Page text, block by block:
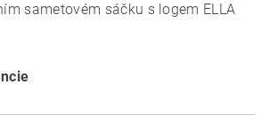
sametovém sáčku s logem ELLA